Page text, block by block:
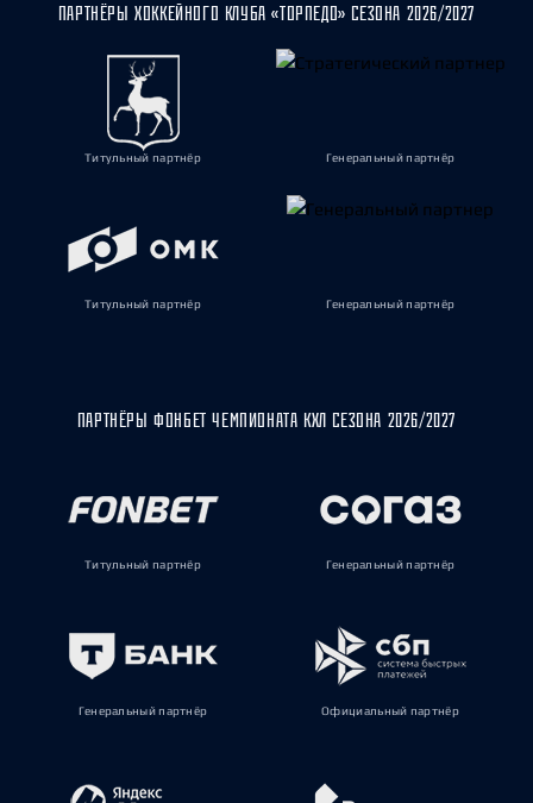
ПАРТНЁРЫ ХОККЕЙНОГО КЛУБА «ТОРПЕДО» СЕЗОНА 2026/2027
Титульный партнёр Генеральный партнёр
Титульный партнёр Генеральный партнёр
ПАРТНЁРЫ ФОНБЕТ ЧЕМПИОНАТА КХЛ СЕЗОНА 2026/2027
Титульный партнёр Генеральный партнёр
Генеральный партнёр Официальный партнёр